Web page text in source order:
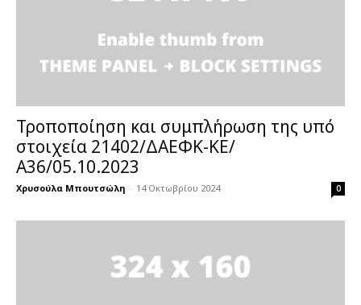
Τροποποίηση και συμπλήρωση της υπό
στοιχεία 21402/ΔΑΕΦΚ-ΚΕ/
Α36/05.10.2023
Χρυσούλα Μπουτσώλη - 14 Οκτωβρίου 2024 0